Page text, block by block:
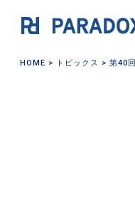
HOME > トピックス > 第40